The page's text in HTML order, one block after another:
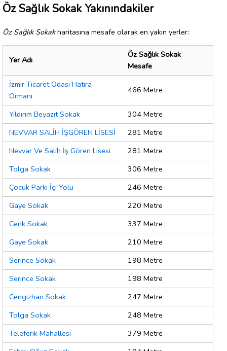
Öz Sağlık Sokak Yakınındakiler
Öz Sağlık Sokakharitasına mesafe olarak en yakın yerler:
Yer Adı
Öz Sağlık Sokak
Mesafe
İzmir Ticaret Odası Hatıra
Ormanı
466 Metre
Yıldırım Beyazıt Sokak
304 Metre
NEVVAR SALİH İŞGÖREN LİSESİ
281 Metre
Nevvar Ve Salih İş Gören Lisesi
281 Metre
Tolga Sokak
306 Metre
Çocuk Parkı İçi Yolu
246 Metre
Gaye Sokak
220 Metre
Cenk Sokak
337 Metre
Gaye Sokak
210 Metre
Serince Sokak
198 Metre
Serince Sokak
198 Metre
Cengizhan Sokak
247 Metre
Tolga Sokak
248 Metre
Teleferik Mahallesi
379 Metre